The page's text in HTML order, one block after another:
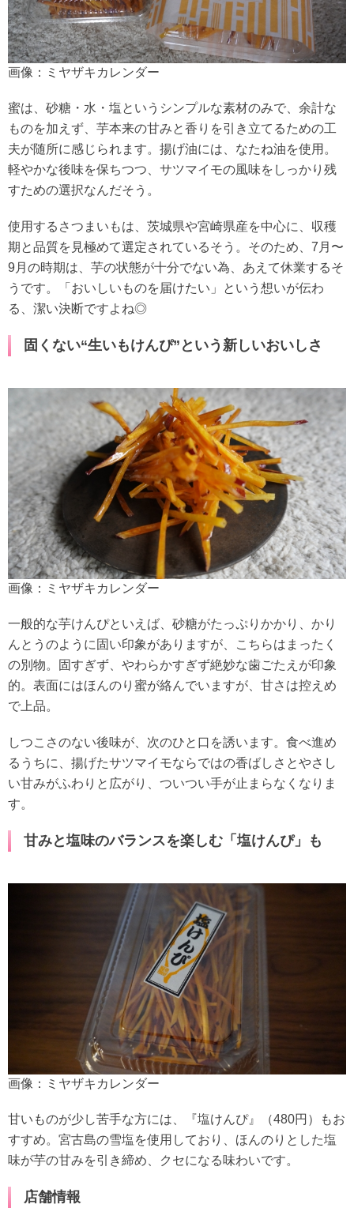
画像：ミヤザキカレンダー
蜜は、砂糖・水・塩というシンプルな素材のみで、余計な
ものを加えず、芋本来の甘みと香りを引き立てるための工
夫が随所に感じられます。揚げ油には、なたね油を使用。
軽やかな後味を保ちつつ、サツマイモの風味をしっかり残
すための選択なんだそう。
使用するさつまいもは、茨城県や宮崎県産を中心に、収穫
期と品質を見極めて選定されているそう。そのため、7月〜
9月の時期は、芋の状態が十分でない為、あえて休業するそ
うです。「おいしいものを届けたい」という想いが伝わ
る、潔い決断ですよね◎
固くない“生いもけんぴ”という新しいおいしさ
画像：ミヤザキカレンダー
一般的な芋けんぴといえば、砂糖がたっぷりかかり、かり
んとうのように固い印象がありますが、こちらはまったく
の別物。固すぎず、やわらかすぎず絶妙な歯ごたえが印象
的。表面にはほんのり蜜が絡んでいますが、甘さは控えめ
で上品。
しつこさのない後味が、次のひと口を誘います。食べ進め
るうちに、揚げたサツマイモならではの香ばしさとやさし
い甘みがふわりと広がり、ついつい手が止まらなくなりま
す。
甘みと塩味のバランスを楽しむ「塩けんぴ」も
画像：ミヤザキカレンダー
甘いものが少し苦手な方には、『塩けんぴ』（480円）もお
すすめ。宮古島の雪塩を使用しており、ほんのりとした塩
味が芋の甘みを引き締め、クセになる味わいです。
店舗情報